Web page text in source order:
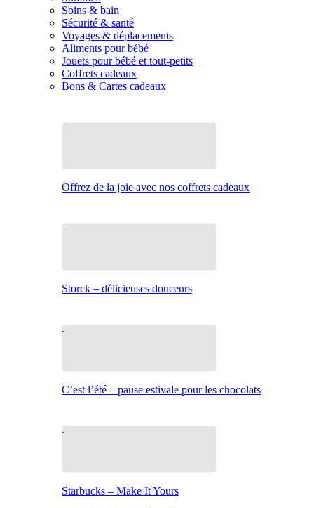
Soins & bain
Sécurité & santé
Voyages & déplacements
Aliments pour bébé
Jouets pour bébé et tout-petits
Coffrets cadeaux
Bons & Cartes cadeaux
Offrez de la joie avec nos coffrets cadeaux
Storck – délicieuses douceurs
C’est l’été – pause estivale pour les chocolats
Starbucks – Make It Yours